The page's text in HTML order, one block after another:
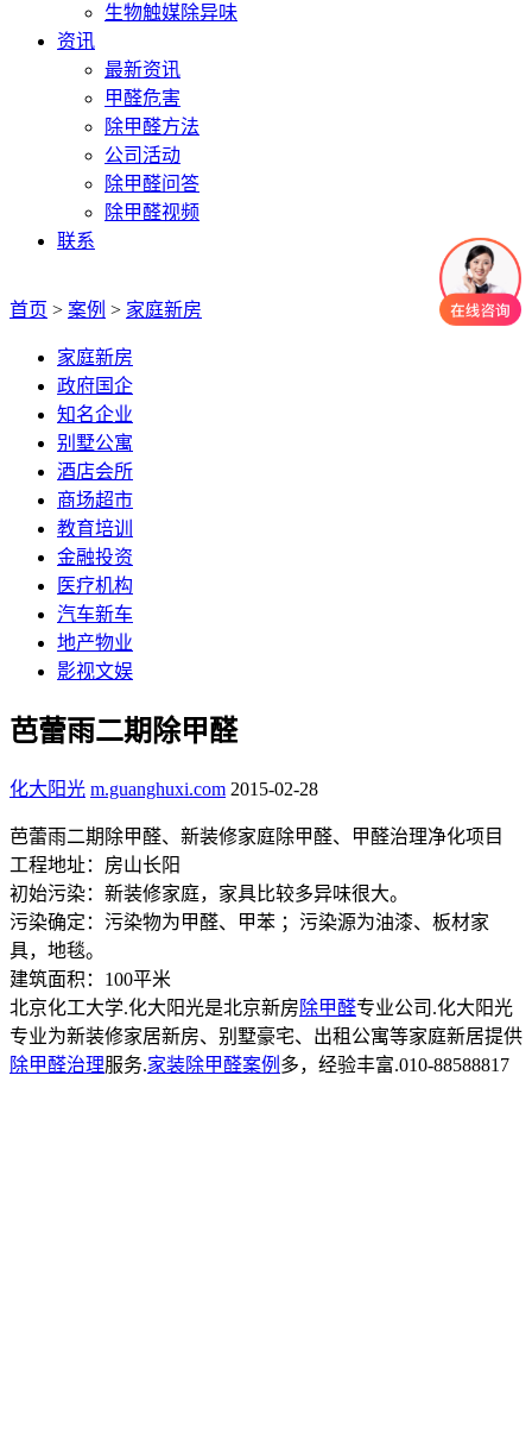
生物触媒除异味
资讯
最新资讯
甲醛危害
除甲醛方法
公司活动
除甲醛问答
除甲醛视频
联系
首页 > 案例 > 家庭新房
家庭新房
政府国企
知名企业
别墅公寓
酒店会所
商场超市
教育培训
金融投资
医疗机构
汽车新车
地产物业
影视文娱
芭蕾雨二期除甲醛
化大阳光 m.guanghuxi.com 2015-02-28
芭蕾雨二期除甲醛、新装修家庭除甲醛、甲醛治理净化项目
工程地址：房山长阳
初始污染：新装修家庭，家具比较多异味很大。
污染确定：污染物为甲醛、甲苯 ；污染源为油漆、板材家
具，地毯。
建筑面积：100平米
北京化工大学.化大阳光是北京新房除甲醛专业公司.化大阳光
专业为新装修家居新房、别墅豪宅、出租公寓等家庭新居提供
除甲醛治理服务.家装除甲醛案例 多，经验丰富.010-88588817